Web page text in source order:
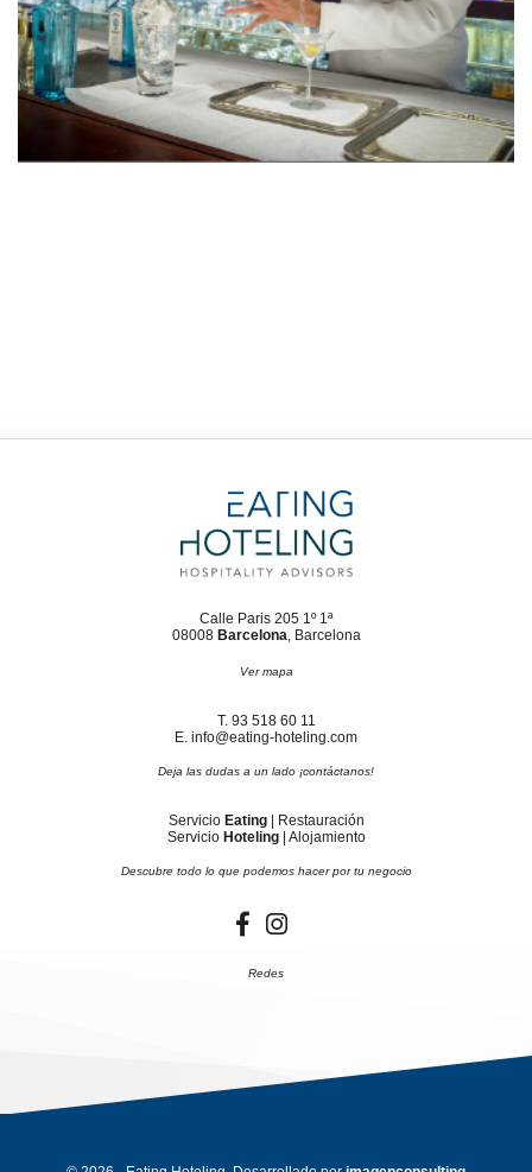
Calle Paris 205 1º 1ª
08008 Barcelona, Barcelona
Ver mapa
T. 93 518 60 11
E. info@eating-hoteling.com
Deja las dudas a un lado ¡contáctanos!
Servicio Eating| Restauración
Servicio Hoteling| Alojamiento
Descubre todo lo que podemos hacer por tu negocio
Redes